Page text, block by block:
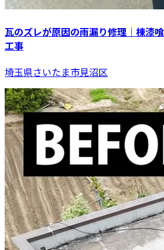
瓦のズレが原因の雨漏り修理｜棟漆
工事
埼玉県さいたま市見沼区